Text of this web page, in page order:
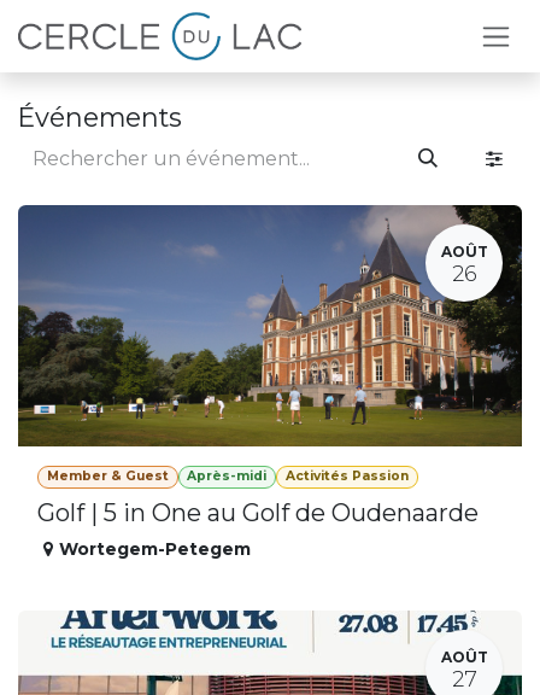
Se rendre au contenu
Événements
AOÛT
26
Member & Guest Après-midi Activités Passion
Golf | 5 in One au Golf de Oudenaarde
Wortegem-Petegem
AOÛT
27